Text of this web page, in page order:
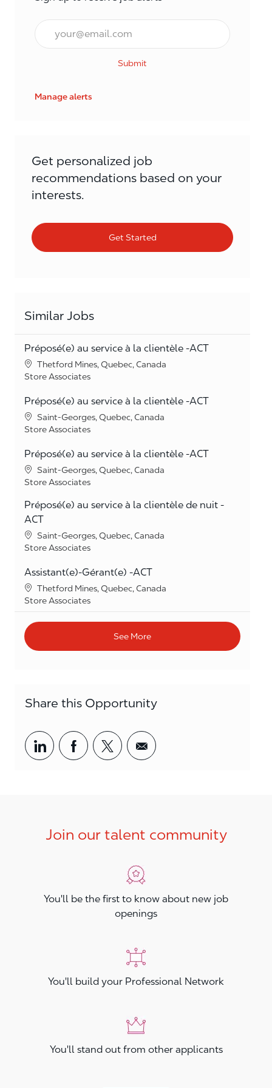
Email*
Submit
Manage alerts
Get personalized job
recommendations based on your
interests.
Get Started
Similar Jobs
Préposé(e) au service à la clientèle -ACT
Location
Thetford Mines, Quebec, Canada
Category
Store Associates
Préposé(e) au service à la clientèle -ACT
Location
Saint-Georges, Quebec, Canada
Category
Store Associates
Préposé(e) au service à la clientèle -ACT
Location
Saint-Georges, Quebec, Canada
Category
Store Associates
Préposé(e) au service à la clientèle de nuit -
ACT
Location
Saint-Georges, Quebec, Canada
Category
Store Associates
Assistant(e)-Gérant(e) -ACT
Location
Thetford Mines, Quebec, Canada
Category
Store Associates
See More
Share this Opportunity
Share via LinkedIn
Share via Facebook
Share via twitter
Share via email
Join our talent community
You'll be the first to know about new job
openings
You'll build your Professional Network
You'll stand out from other applicants